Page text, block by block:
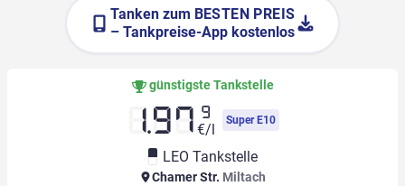
Tanken zum BESTEN PREIS
– Tankpreise-App kostenlos
günstigste Tankstelle
1.97 9
€/l
Super E10
LEO Tankstelle
Chamer Str. Miltach